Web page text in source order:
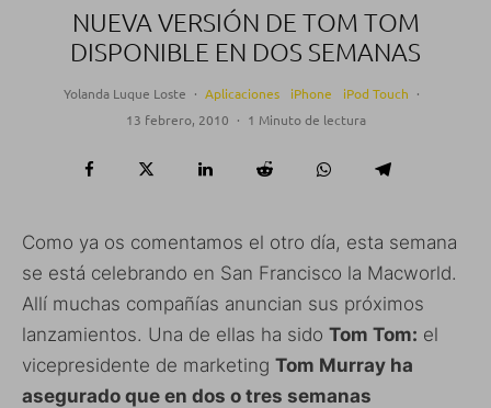
NUEVA VERSIÓN DE TOM TOM
DISPONIBLE EN DOS SEMANAS
Yolanda Luque Loste · Aplicaciones iPhone iPod Touch ·
13 febrero, 2010 · 1 Minuto de lectura
Como ya os comentamos el otro día, esta semana
se está celebrando en San Francisco la Macworld.
Allí muchas compañías anuncian sus próximos
lanzamientos. Una de ellas ha sido Tom Tom: el
vicepresidente de marketing Tom Murray ha
asegurado que en dos o tres semanas